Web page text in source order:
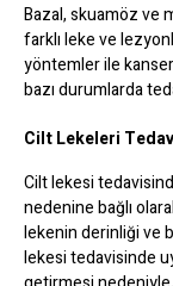
Bazal, skuamöz ve
farklı leke ve
yöntemler ile
bazı durumlarda
Cilt Lekeleri
Cilt lekesi
nedenine bağlı
lekenin derinliği ve
lekesi tedavisinde